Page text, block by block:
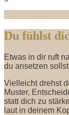
Du fühlst
Etwas in dir ruft
du ansetzen
Vielleicht drehst
Muster,
statt dich zu
laut in deinem